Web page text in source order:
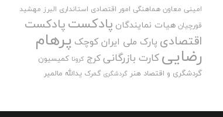
امینی معاون هماهنگی امور اقتصادی استانداری البرز مهشید
قورچیان هیات نمایندگان پادکستپادکست
اقتصادی پارک ملی ایران کوچک پرهام
رضاییکارت بازرگانیکرج کرونا کمیسیون
گردشگری و اقتصاد هنر گردشگری گمرک یدالله مالمیر